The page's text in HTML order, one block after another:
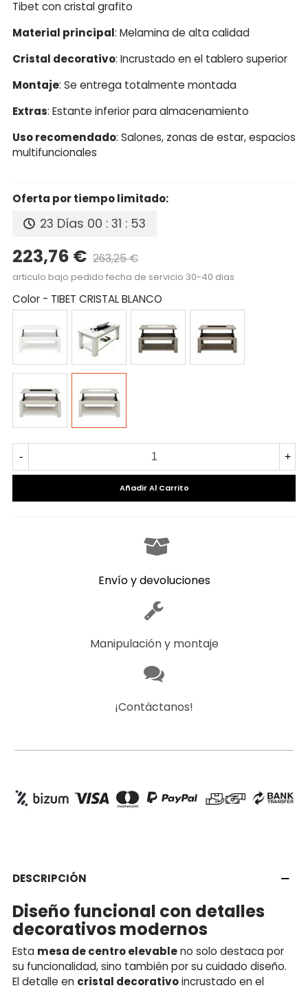
Tibet con cristal grafito
Material principal: Melamina de alta calidad
Cristal decorativo: Incrustado en el tablero superior
Montaje: Se entrega totalmente montada
Extras: Estante inferior para almacenamiento
Uso recomendado: Salones, zonas de estar, espacios
multifuncionales
Oferta por tiempo limitado:
23 Días 00 : 31 : 52
223,76 € 263,25 €
articulo bajo pedido fecha de servicio 30-40 dias
Color - TIBET CRISTAL BLANCO
CRISTAL
BLANCO
CRISTAL
GRAFITO
CRISTAL
BLANCO
CRISTAL
GRAFITO
CRISTAL
GRAFITO
CRISTAL
BLANCO
- +
Añadir Al Carrito
Envío y devoluciones
Manipulación y montaje
¡Contáctanos!
DESCRIPCIÓN
Diseño funcional con detalles
decorativos modernos
Esta mesa de centro elevableno solo destaca por
su funcionalidad, sino también por su cuidado diseño.
El detalle en cristal decorativoincrustado en el